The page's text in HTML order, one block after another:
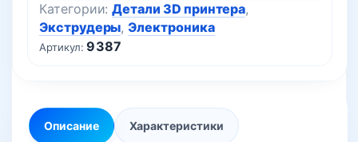
Артикул:9387
Категории:Детали 3D принтера,
Экструдеры,Электроника
Описание Характеристики